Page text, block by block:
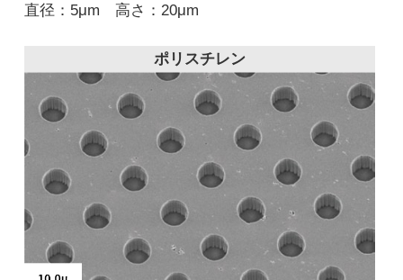
直径：5μm 高さ：20μm
ポリスチレン